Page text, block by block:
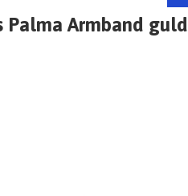
Palma Armband guld